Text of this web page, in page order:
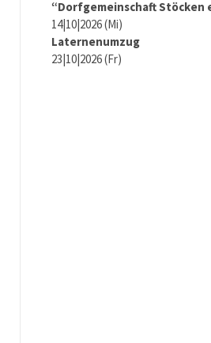
“Dorfgemeinschaft Stöcken
14|10|2026 (Mi)
Laternenumzug
23|10|2026 (Fr)